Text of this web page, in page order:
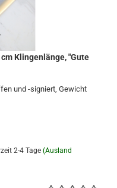
Klingenlänge, "Gute
und -signiert, Gewicht
2-4 Tage (Ausland